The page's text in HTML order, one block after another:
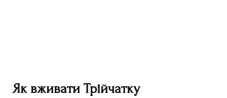
Як вживати Трійчатку